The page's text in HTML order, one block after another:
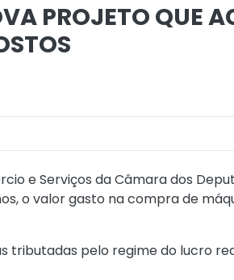
PROJETO QUE
e Serviços da Câmara dos
o valor gasto na compra de
tributadas pelo regime do lucro